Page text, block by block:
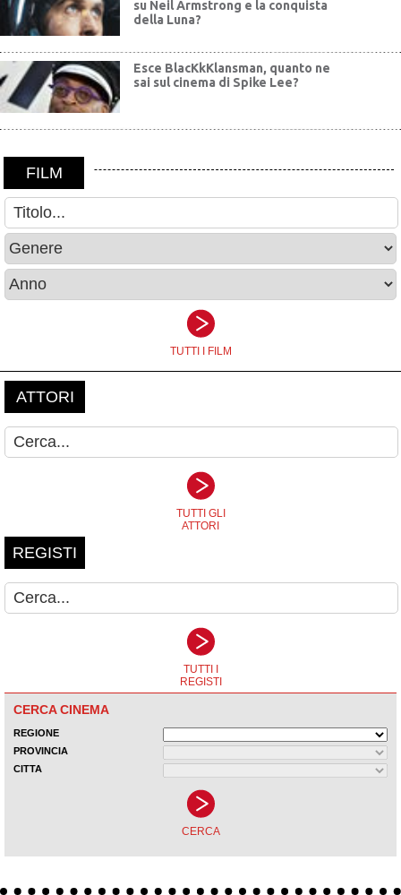
su Neil Armstrong e la conquista
della Luna?
Esce BlacKkKlansman, quanto ne
sai sul cinema di Spike Lee?